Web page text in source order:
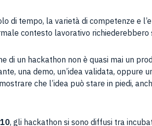
di tempo, la varietà di competenze e
contesto lavorativo
di un hackathon non è quasi mai un
una demo, un’idea validata, oppure
che l’idea può stare in piedi,
, gli hackathon si sono diffusi tra